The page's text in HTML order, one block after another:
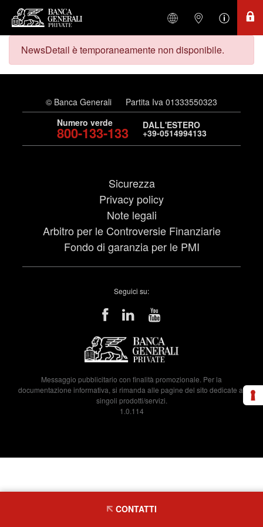
NewsDetail è temporaneamente non disponibile.
© Banca Generali
Partita Iva 01333550323
Numero verde
800-133-133 DALL'ESTERO
+39-0514994133
Sicurezza
Privacy policy
Note legali
Arbitro per le Controversie Finanziarie
Fondo di garanzia per le PMI
Seguici su:
Messaggio pubblicitario con finalità promozionale. Per la
documentazione informativa, si rimanda alle pagine del sito dedicate ai
singoli prodotti/servizi.
1.0.114
CONTATTI